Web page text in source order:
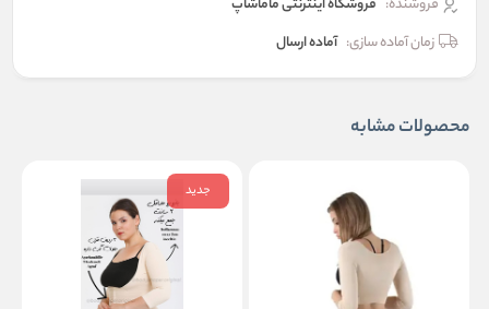
فروشنده: فروشگاه اینترنتی ماماشاپ
زمان آماده سازی: آماده ارسال
محصولات مشابه
جدید